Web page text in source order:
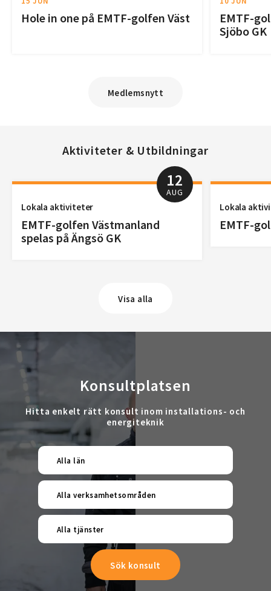
Hole in one på EMTF-golfen Väst
EMTF-
Sjöbo GK
Medlemsnytt
Aktiviteter & Utbildningar
12
AUG
Lokala aktiviteter
EMTF-golfen Västmanland
spelas på Ängsö GK
Lokala
EMTF-
Visa alla
Konsultplatsen
Hitta enkelt rätt konsult inom installations- och
energiteknik
Alla län
Alla verksamhetsområden
Alla tjänster